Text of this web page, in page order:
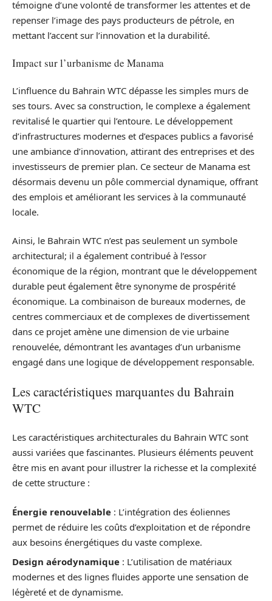
témoigne d’une volonté de transformer les attentes et de
repenser l’image des pays producteurs de pétrole, en
mettant l’accent sur l’innovation et la durabilité.
Impact sur l’urbanisme de Manama
L’influence du Bahrain WTC dépasse les simples murs de
ses tours. Avec sa construction, le complexe a également
revitalisé le quartier qui l’entoure. Le développement
d’infrastructures modernes et d’espaces publics a favorisé
une ambiance d’innovation, attirant des entreprises et des
investisseurs de premier plan. Ce secteur de Manama est
désormais devenu un pôle commercial dynamique, offrant
des emplois et améliorant les services à la communauté
locale.
Ainsi, le Bahrain WTC n’est pas seulement un symbole
architectural; il a également contribué à l’essor
économique de la région, montrant que le développement
durable peut également être synonyme de prospérité
économique. La combinaison de bureaux modernes, de
centres commerciaux et de complexes de divertissement
dans ce projet amène une dimension de vie urbaine
renouvelée, démontrant les avantages d’un urbanisme
engagé dans une logique de développement responsable.
Les caractéristiques marquantes du Bahrain
WTC
Les caractéristiques architecturales du Bahrain WTC sont
aussi variées que fascinantes. Plusieurs éléments peuvent
être mis en avant pour illustrer la richesse et la complexité
de cette structure :
Énergie renouvelable : L’intégration des éoliennes
permet de réduire les coûts d’exploitation et de répondre
aux besoins énergétiques du vaste complexe.
Design aérodynamique : L’utilisation de matériaux
modernes et des lignes fluides apporte une sensation de
légèreté et de dynamisme.